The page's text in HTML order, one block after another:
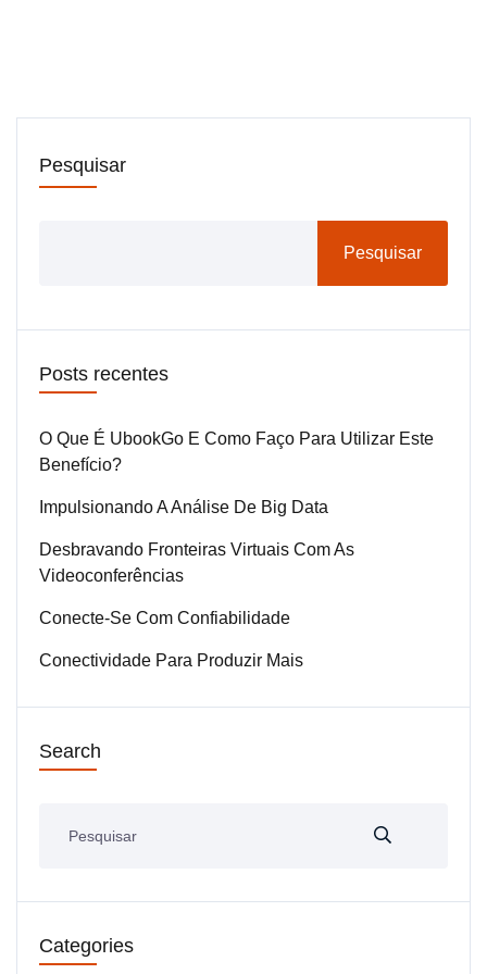
Pesquisar
Pesquisar
Posts recentes
O Que É UbookGo E Como Faço Para Utilizar Este
Benefício?
Impulsionando A Análise De Big Data
Desbravando Fronteiras Virtuais Com As
Videoconferências
Conecte-Se Com Confiabilidade
Conectividade Para Produzir Mais
Search
Categories